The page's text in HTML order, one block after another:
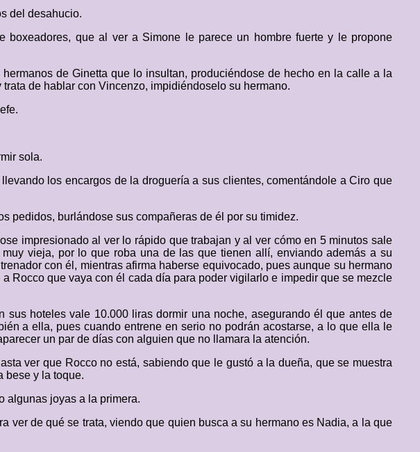
del desahucio.
boxeadores, que al ver a Simone le parece un hombre fuerte y le propone
de Ginetta que lo insultan, produciéndose de hecho en la calle a la
de hablar con Vincenzo, impidiéndoselo su hermano.
sola.
los encargos de la droguería a sus clientes, comentándole a Ciro que
pedidos, burlándose sus compañeras de él por su timidez.
impresionado al ver lo rápido que trabajan y al ver cómo en 5 minutos sale
vieja, por lo que roba una de las que tienen allí, enviando además a su
con él, mientras afirma haberse equivocado, pues aunque su hermano
Rocco que vaya con él cada día para poder vigilarlo e impedir que se mezcle
hoteles vale 10.000 liras dormir una noche, asegurando él que antes de
a ella, pues cuando entrene en serio no podrán acostarse, a lo que ella le
un par de días con alguien que no llamara la atención.
ver que Rocco no está, sabiendo que le gustó a la dueña, que se muestra
bese y la toque.
algunas joyas a la primera.
ver de qué se trata, viendo que quien busca a su hermano es Nadia, a la que